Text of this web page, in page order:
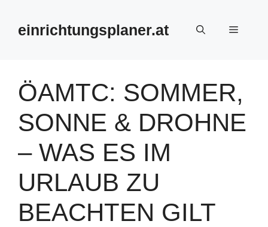
springeneinrichtungsplaner.at Menü
ÖAMTC: SOMMER,
SONNE & DROHNE
– WAS ES IM
URLAUB ZU
BEACHTEN GILT